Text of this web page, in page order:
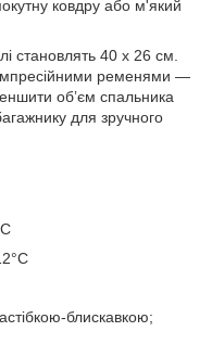
ковдру або м'який
становлять 40 х 26 см.
ременями —
обʼєм спальника
для зручного
блискавкою;